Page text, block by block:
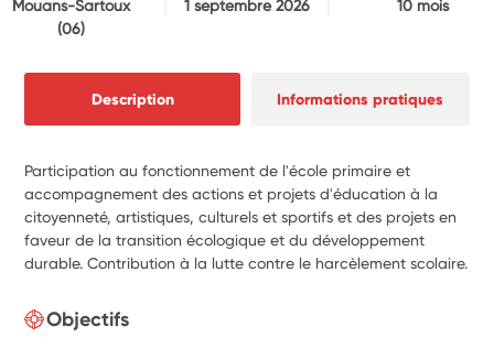
Mouans-Sartoux
(06)
1 septembre 2026 10 mois
Description Informations pratiques
Participation au fonctionnement de l'école primaire et
accompagnement des actions et projets d'éducation à la
citoyenneté, artistiques, culturels et sportifs et des projets en
faveur de la transition écologique et du développement
durable. Contribution à la lutte contre le harcèlement scolaire.
Objectifs